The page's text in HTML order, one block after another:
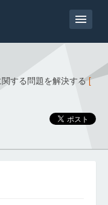
する問題を解決する[